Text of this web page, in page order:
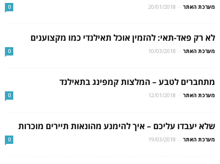
מערכת האתר -
20/01/2018
0
לא רק פאד-תאי: להזמין אוכל תאילנדי כמו מקצוענים
מערכת האתר -
10/03/2018
0
מתחברים לטבע – המלצות קמפינג בתאילנד
מערכת האתר -
12/01/2018
0
שלא יעבדו עליכם – איך להימנע מהונאות תיירים מוכרות
מערכת האתר -
19/03/2018
0